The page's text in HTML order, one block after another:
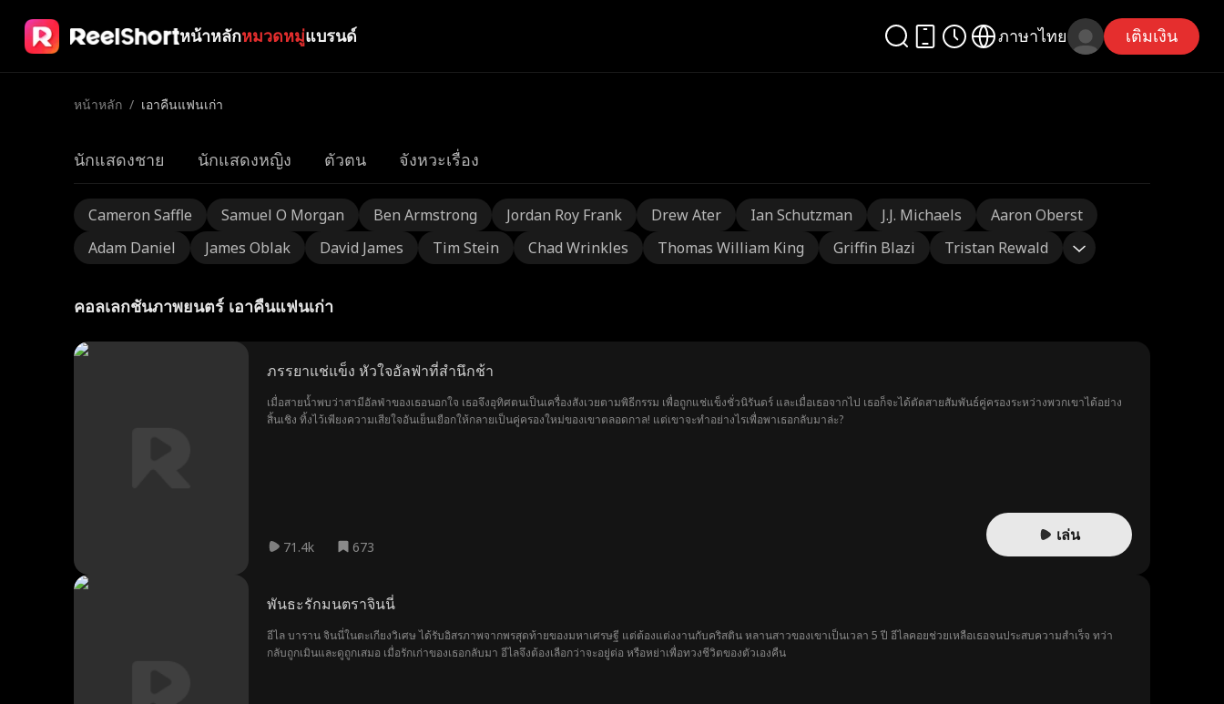
หน้าหลักหมวดหมู่แบรนด์ ภาษาไทย เติมเงิน
หน้าหลัก / เอาคืนแฟนเก่า
นักแสดงชาย นักแสดงหญิง ตัวตน จังหวะเรื่อง
Cameron Saffle Samuel O Morgan Ben Armstrong Jordan Roy Frank Drew Ater Ian Schutzman J.J. Michaels
Aaron Oberst
Adam Daniel
James Oblak David James Tim Stein Chad Wrinkles Thomas William King Griffin Blazi Tristan Rewald
คอลเลกชันภาพยนตร์ เอาคืนแฟนเก่า
ภรรยาแช่แข็ง หัวใจอัลฟ่าที่สำนึกช้า
เมื่อสายน้ำพบว่าสามีอัลฟ่าของเธอนอกใจ เธอจึงอุทิศตนเป็นเครื่องสังเวยตามพิธีกรรม เพื่อถูกแช่แข็งชั่วนิรันดร์ และเมื่อเธอจากไป เธอก็จะได้ตัดสายสัมพันธ์คู่ครองระหว่างพวกเขาได้อย่าง
สิ้นเชิง ทิ้งไว้เพียงความเสียใจอันเย็นเยือกให้กลายเป็นคู่ครองใหม่ของเขาตลอดกาล! แต่เขาจะทำอย่างไรเพื่อพาเธอกลับมาล่ะ?
71.4k 673
เล่น
พันธะรักมนตราจินนี่
อีไล บาราน จินนี่ในตะเกียงวิเศษ ได้รับอิสรภาพจากพรสุดท้ายของมหาเศรษฐี แต่ต้องแต่งงานกับคริสติน หลานสาวของเขาเป็นเวลา 5 ปี อีไลคอยช่วยเหลือเธอจนประสบความสำเร็จ ทว่า
กลับถูกเมินและดูถูกเสมอ เมื่อรักเก่าของเธอกลับมา อีไลจึงต้องเลือกว่าจะอยู่ต่อ หรือหย่าเพื่อทวงชีวิตของตัวเองคืน